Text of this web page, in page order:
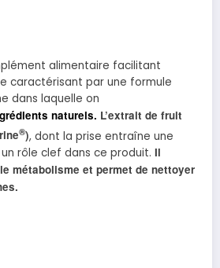
alimentaire facilitant
caractérisant par une formule
dans laquelle on
naturels. L’extrait de fruit
®), dont la prise entraîne une
rôle clef dans ce produit. Il
métabolisme et permet de nettoyer